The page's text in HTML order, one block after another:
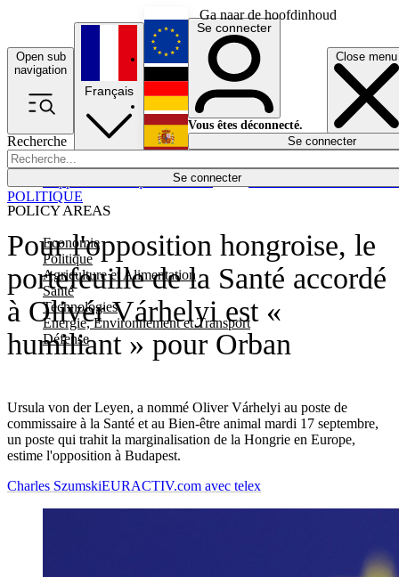
Ga naar de hoofdinhoud
Open sub
navigation
Close menu
Recherche
Se connecter
POLICY AREAS
Economie
Politique
Agriculture et Alimentation
Santé
Technologies
Energie, Environnement et Transport
Défense
Économie
Français
English
Deutsch
Español
Se connecter
Vous êtes déconnecté.
Se connecter
Pour l'opposition hongroise, le
portefeuille de la Santé accordé
à Olivér Várhelyi est «
humiliant » pour Orban
Ursula von der Leyen, a nommé Oliver Várhelyi au poste de
commissaire à la Santé et au Bien-être animal mardi 17 septembre,
un poste qui trahit la marginalisation de la Hongrie en Europe,
estime l'opposition à Budapest.
POLITIQUE
Charles SzumskiEURACTIV.com avec telex